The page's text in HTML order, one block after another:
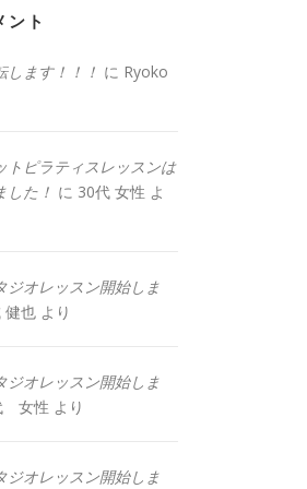
ント
します！！！ に Ryoko
トピラティスレッスンは
した！ に 30代 女性 よ
ジオレッスン開始しま
健也 より
ジオレッスン開始しま
女性 より
ジオレッスン開始しま